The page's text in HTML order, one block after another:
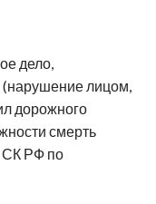
дело,
(нарушение лицом,
дорожного
смерть
СК РФ по